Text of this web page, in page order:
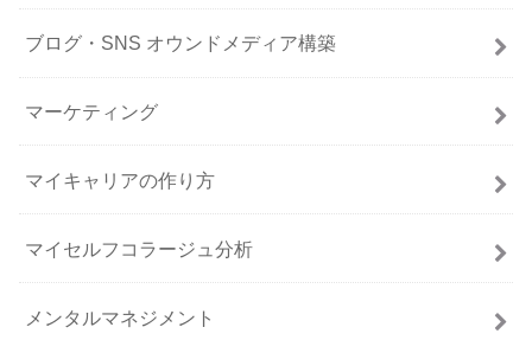
ブログ・SNS オウンドメディア構築
マーケティング
マイキャリアの作り方
マイセルフコラージュ分析
メンタルマネジメント